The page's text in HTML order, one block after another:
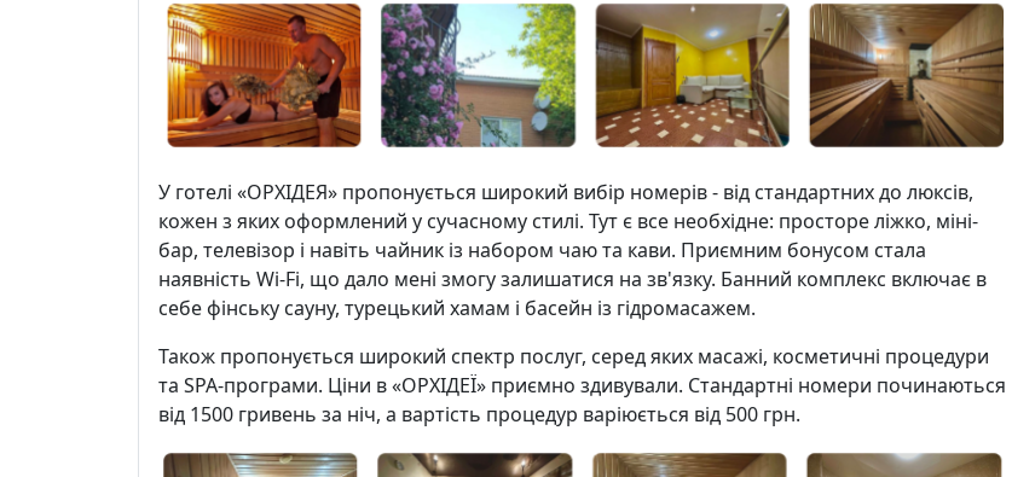
У готелі «ОРХІДЕЯ» пропонується широкий вибір номерів - від стандартних до люксів,
кожен з яких оформлений у сучасному стилі. Тут є все необхідне: просторе ліжко, міні-
бар, телевізор і навіть чайник із набором чаю та кави. Приємним бонусом стала
наявність Wi-Fi, що дало мені змогу залишатися на зв'язку. Банний комплекс включає в
себе фінську сауну, турецький хамам і басейн із гідромасажем.
Також пропонується широкий спектр послуг, серед яких масажі, косметичні процедури
та SPA-програми. Ціни в «ОРХІДЕЇ» приємно здивували. Стандартні номери починаються
від 1500 гривень за ніч, а вартість процедур варіюється від 500 грн.